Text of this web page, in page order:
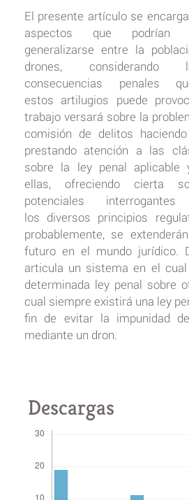
El presente artículo se
aspectos que podrían
generalizarse entre la
drones, considerando
consecuencias
estos artilugios puede
trabajo versará sobre la
comisión de delitos
prestando atención a las
sobre la ley penal aplicable
ellas, ofreciendo cierta
potenciales
los diversos principios
probablemente, se
futuro en el mundo jurídico.
articula un sistema en el cual
determinada ley penal sobre
cual siempre existirá una ley
fin de evitar la impunidad
mediante un dron.
Descargas